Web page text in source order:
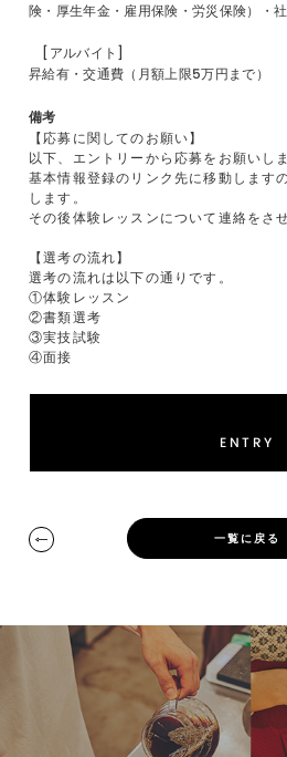
険・厚生年金・雇用保険・労災保険）・
[アルバイト]
昇給有・交通費（月額上限5万円まで）
備考
【応募に関してのお願い】
以下、エントリーから応募をお願いし
基本情報登録のリンク先に移動します
します。
その後体験レッスンについて連絡をさ
【選考の流れ】
選考の流れは以下の通りです。
①体験レッスン
②書類選考
③実技試験
④面接
ENTRY
一覧に戻る